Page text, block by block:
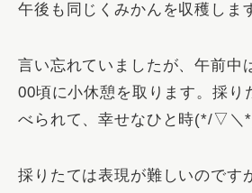
午後も同じくみかんを収穫しま
言い忘れていましたが、午前中
00頃に小休憩を取ります。採り
べられて、幸せなひと時(*/▽＼
採りたては表現が難しいのです